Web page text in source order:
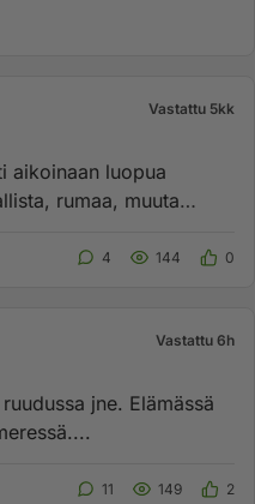
Vastattu 5kk
aikoinaan luopua
4 144 0
Vastattu 6h
jne. Elämässä
11 149 2